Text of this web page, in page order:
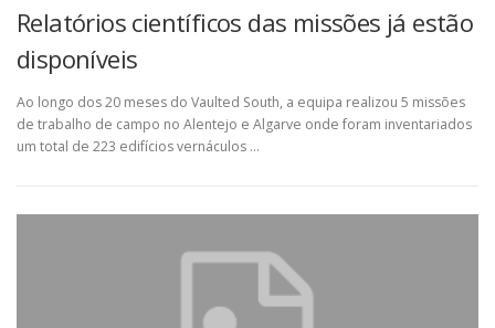
Relatórios científicos das missões já estão
disponíveis
Ao longo dos 20 meses do Vaulted South, a equipa realizou 5 missões
de trabalho de campo no Alentejo e Algarve onde foram inventariados
um total de 223 edifícios vernáculos …